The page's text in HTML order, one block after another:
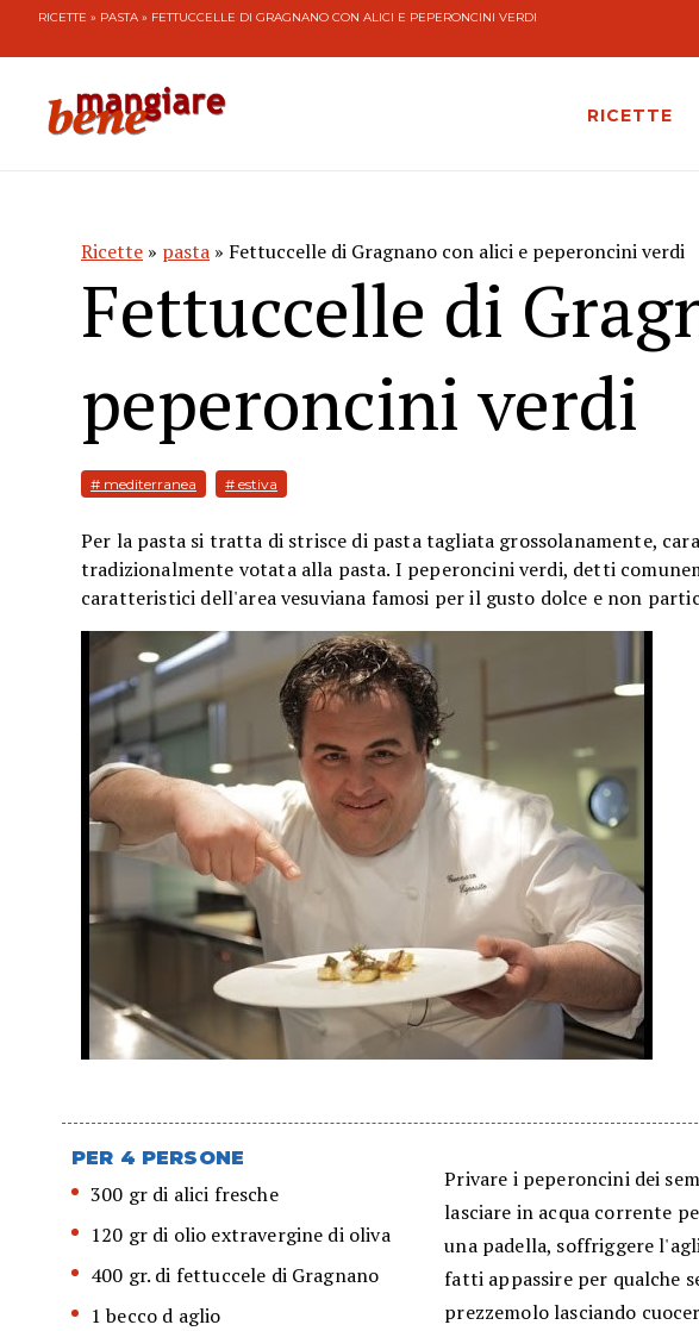
RICETTE » PASTA » FETTUCCELLE DI GRAGNANO CON ALICI E PEPERONCINI VERDI
RICETTE
Ricette » pasta » Fettuccelle di Gragnano con alici e peperoncini verdi
Fettuccelle di
peperoncini verdi
# mediterranea # estiva
Per la pasta si tratta di strisce di pasta tagliata grossolanamente,
tradizionalmente votata alla pasta. I peperoncini verdi, detti
caratteristici dell'area vesuviana famosi per il gusto dolce e non
PER 4 PERSONE
300 gr di alici fresche
120 gr di olio extravergine di oliva
400 gr. di fettuccele di Gragnano
1 becco d aglio
Privare i peperoncini dei
lasciare in acqua corrente
una padella, soffriggere
fatti appassire per qualche
prezzemolo lasciando